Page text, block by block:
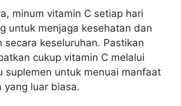
minum vitamin C setiap hari
untuk menjaga kesehatan dan
secara keseluruhan. Pastikan
cukup vitamin C melalui
suplemen untuk menuai manfaat
yang luar biasa.